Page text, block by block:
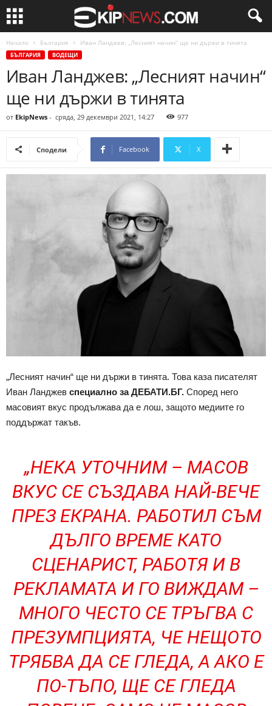
Начало България Иван Ланджев: „Лесният начин“ ще ни държи в тинята
БЪЛГАРИЯ ВОДЕЩИ
Иван Ланджев: „Лесният начин“
ще ни държи в тинята
от EkipNews - сряда, 29 декември 2021, 14:27 977
Сподели Facebook X
„Лесният начин“ ще ни държи в тинята. Това каза писателят
Иван Ланджев специално за ДЕБАТИ.БГ. Според него
масовият вкус продължава да е лош, защото медиите го
поддържат такъв.
„НЕКА УТОЧНИМ – МАСОВ
ВКУС СЕ СЪЗДАВА НАЙ-ВЕЧЕ
ПРЕЗ ЕКРАНА. РАБОТИЛ СЪМ
ДЪЛГО ВРЕМЕ КАТО
СЦЕНАРИСТ, РАБОТЯ И В
РЕКЛАМАТА И ГО ВИЖДАМ –
МНОГО ЧЕСТО СЕ ТРЪГВА С
ПРЕЗУМПЦИЯТА, ЧЕ НЕЩОТО
ТРЯБВА ДА СЕ ГЛЕДА, А АКО Е
ПО-ТЪПО, ЩЕ СЕ ГЛЕДА